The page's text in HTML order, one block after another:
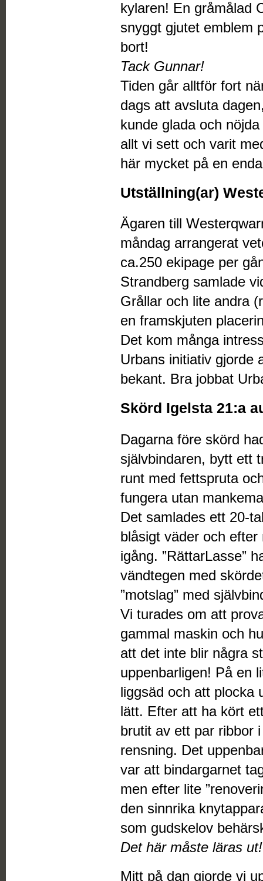
kylaren! En gråmålad
snyggt gjutet emblem
bort!
Tack Gunnar!
Tiden går alltför fort
dags att avsluta
kunde glada och
allt vi sett och varit
här mycket på en
Utställning(ar)
Ägaren till
måndag arrangerat
ca.250 ekipage per
Strandberg samlade
Grållar och lite andra
en framskjuten
Det kom många
Urbans initiativ gjorde
bekant. Bra jobbat
Skörd Igelsta 21:a
Dagarna före skörd
självbindaren, bytt ett
runt med fettspruta
fungera utan
Det samlades ett 20-
blåsigt väder och
igång. ”RättarLasse”
vändtegen med
”motslag” med
Vi turades om att
gammal maskin och
att det inte blir några
uppenbarligen! På en
liggsäd och att plocka
lätt. Efter att ha kört
brutit av ett par ribbor
rensning. Det
var att bindargarnet
men efter lite
den sinnrika
som gudskelov
Det här måste läras ut!
Mitt på dan gjorde vi